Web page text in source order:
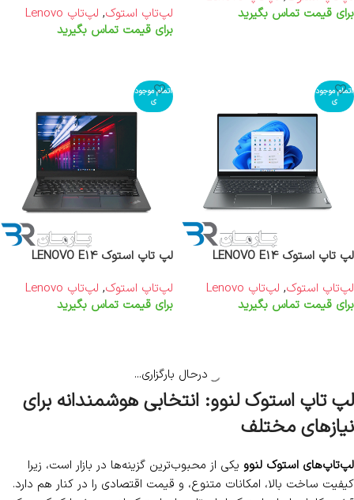
برای قیمت تماس بگیرید
لپ‌تاپ استوک, لپ‌تاپ Lenovo
برای قیمت تماس بگیرید
اتمام موجود
ی
لپ تاپ استوک LENOVO E14
لپ‌تاپ استوک, لپ‌تاپ Lenovo
برای قیمت تماس بگیرید
اتمام موجود
ی
لپ تاپ استوک LENOVO E14
لپ‌تاپ استوک, لپ‌تاپ Lenovo
برای قیمت تماس بگیرید
اتمام موجود
ی